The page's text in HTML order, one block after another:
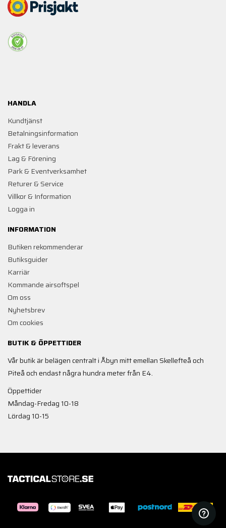
HANDLA
Kundtjänst
Betalningsinformation
Frakt & leverans
Lag & Förening
Park & Eventverksamhet
Returer & Service
Villkor & Information
Logga in
INFORMATION
Butiken rekommenderar
Butiksguider
Karriär
Kommande airsoftspel
Om oss
Nyhetsbrev
Om cookies
BUTIK & ÖPPETTIDER
Vår butik är belägen centralt i Åbyn mitt emellan Skellefteå och
Piteå och endast några hundra meter från E4.
Öppettider
Måndag-Fredag 10-18
Lördag 10-15